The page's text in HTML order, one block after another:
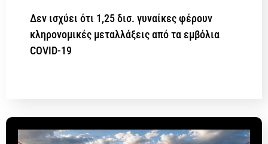
Δεν ισχύει ότι 1,25 δισ. γυναίκες φέρουν
κληρονομικές μεταλλάξεις από τα εμβόλια
COVID-19